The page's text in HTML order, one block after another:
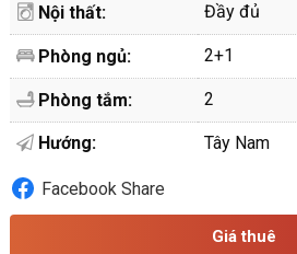
Nội thất: Đầy đủ
Phòng ngủ: 2+1
Phòng tắm: 2
Hướng: Tây Nam
Facebook Share
Giá thuê